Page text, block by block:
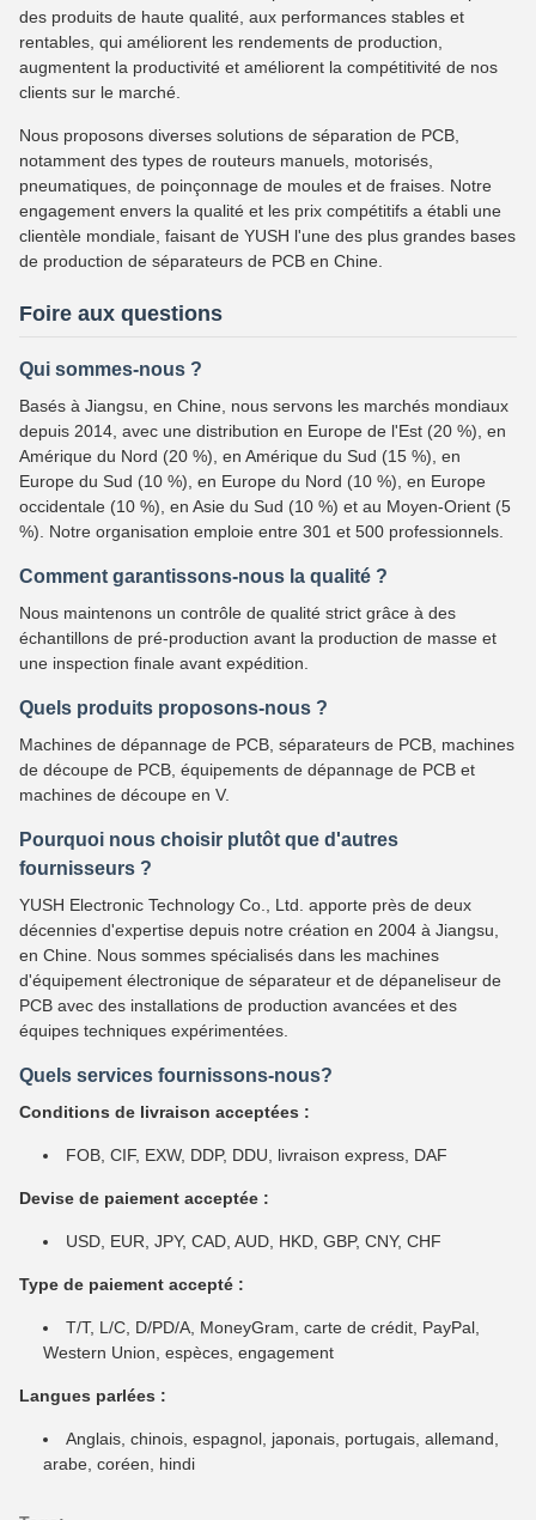
des produits de haute qualité, aux performances stables et
rentables, qui améliorent les rendements de production,
augmentent la productivité et améliorent la compétitivité de nos
clients sur le marché.
Nous proposons diverses solutions de séparation de PCB,
notamment des types de routeurs manuels, motorisés,
pneumatiques, de poinçonnage de moules et de fraises. Notre
engagement envers la qualité et les prix compétitifs a établi une
clientèle mondiale, faisant de YUSH l'une des plus grandes bases
de production de séparateurs de PCB en Chine.
Foire aux questions
Qui sommes-nous ?
Basés à Jiangsu, en Chine, nous servons les marchés mondiaux
depuis 2014, avec une distribution en Europe de l'Est (20 %), en
Amérique du Nord (20 %), en Amérique du Sud (15 %), en
Europe du Sud (10 %), en Europe du Nord (10 %), en Europe
occidentale (10 %), en Asie du Sud (10 %) et au Moyen-Orient (5
%). Notre organisation emploie entre 301 et 500 professionnels.
Comment garantissons-nous la qualité ?
Nous maintenons un contrôle de qualité strict grâce à des
échantillons de pré-production avant la production de masse et
une inspection finale avant expédition.
Quels produits proposons-nous ?
Machines de dépannage de PCB, séparateurs de PCB, machines
de découpe de PCB, équipements de dépannage de PCB et
machines de découpe en V.
Pourquoi nous choisir plutôt que d'autres
fournisseurs ?
YUSH Electronic Technology Co., Ltd. apporte près de deux
décennies d'expertise depuis notre création en 2004 à Jiangsu,
en Chine. Nous sommes spécialisés dans les machines
d'équipement électronique de séparateur et de dépaneliseur de
PCB avec des installations de production avancées et des
équipes techniques expérimentées.
Quels services fournissons-nous?
Conditions de livraison acceptées :
FOB, CIF, EXW, DDP, DDU, livraison express, DAF
Devise de paiement acceptée :
USD, EUR, JPY, CAD, AUD, HKD, GBP, CNY, CHF
Type de paiement accepté :
T/T, L/C, D/PD/A, MoneyGram, carte de crédit, PayPal,
Western Union, espèces, engagement
Langues parlées :
Anglais, chinois, espagnol, japonais, portugais, allemand,
arabe, coréen, hindi